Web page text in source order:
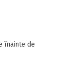
înainte de